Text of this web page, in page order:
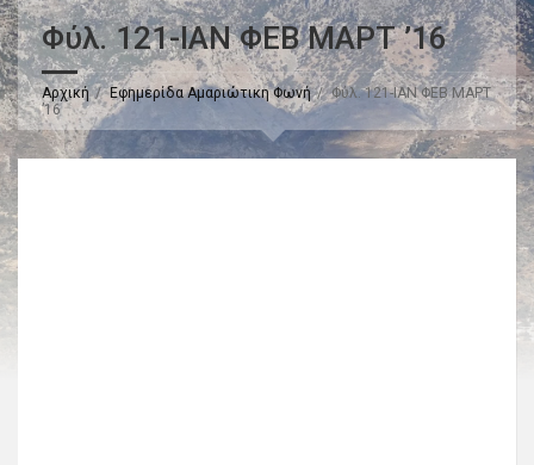
Φύλ. 121-ΙΑΝ ΦΕΒ ΜΑΡΤ ’16
Αρχική Εφημερίδα Αμαριώτικη Φωνή
Φύλ. 121-ΙΑΝ ΦΕΒ ΜΑΡΤ
’16